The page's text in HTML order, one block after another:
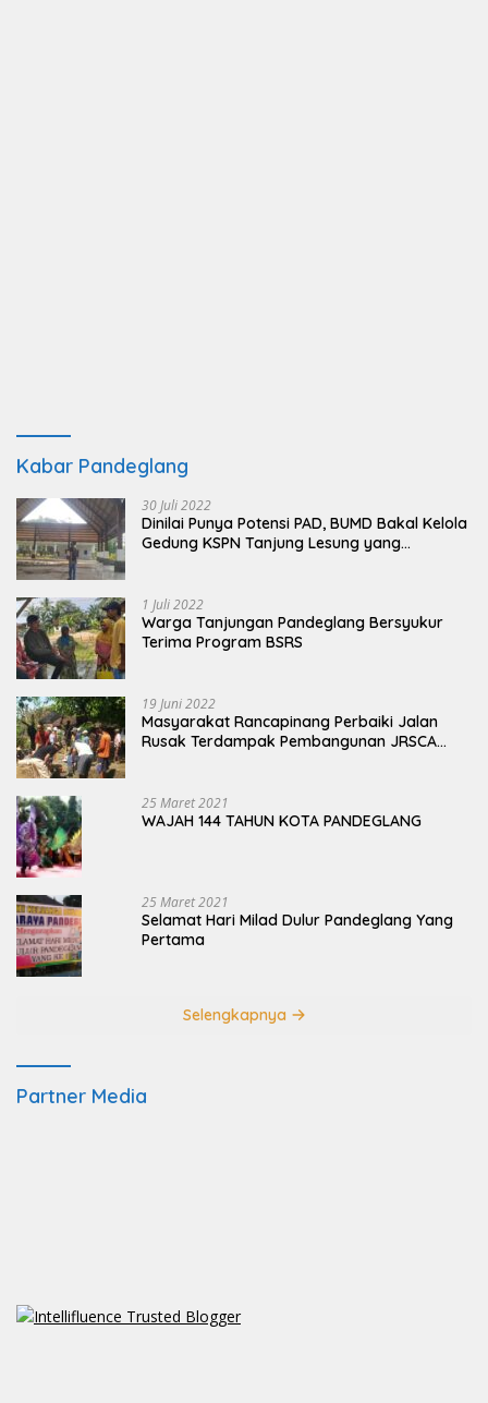
Kabar Pandeglang
30 Juli 2022
Dinilai Punya Potensi PAD, BUMD Bakal Kelola
Gedung KSPN Tanjung Lesung yang
1 Juli 2022
Warga Tanjungan Pandeglang Bersyukur
Terima Program BSRS
19 Juni 2022
Masyarakat Rancapinang Perbaiki Jalan
Rusak Terdampak Pembangunan JRSCA
25 Maret 2021
WAJAH 144 TAHUN KOTA PANDEGLANG
25 Maret 2021
Selamat Hari Milad Dulur Pandeglang Yang
Pertama
Selengkapnya
Partner Media